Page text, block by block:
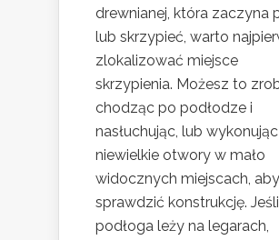
drewnianej, która zaczyna
lub skrzypieć, warto
zlokalizować miejsce
skrzypienia. Możesz to
chodząc po podłodze i
nasłuchując, lub wykonując
niewielkie otwory w mało
widocznych miejscach, aby
sprawdzić konstrukcję. Jeśli
podłoga leży na legarach,